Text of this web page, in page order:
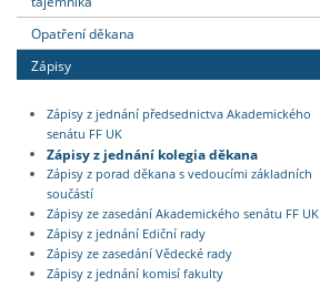
Opatření děkana
Zápisy
Zápisy z jednání předsednictva Akademického
senátu FF UK
Zápisy z jednání kolegia děkana
Zápisy z porad děkana s vedoucími základních
součástí
Zápisy ze zasedání Akademického senátu FF UK
Zápisy z jednání Ediční rady
Zápisy ze zasedání Vědecké rady
Zápisy z jednání komisí fakulty